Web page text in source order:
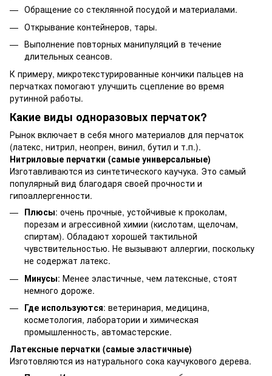
Обращение со стеклянной посудой и материалами.
Открывание контейнеров, тары.
Выполнение повторных манипуляций в течение
длительных сеансов.
К примеру, микротекстурированные кончики пальцев на
перчатках помогают улучшить сцепление во время
рутинной работы.
Какие виды одноразовых перчаток?
Рынок включает в себя много материалов для перчаток
(латекс, нитрил, неопрен, винил, бутил и т.п.).
Нитриловые перчатки (самые универсальные)
Изготавливаются из синтетического каучука. Это самый
популярный вид благодаря своей прочности и
гипоаллергенности.
Плюсы: очень прочные, устойчивые к проколам,
порезам и агрессивной химии (кислотам, щелочам,
спиртам). Обладают хорошей тактильной
чувствительностью. Не вызывают аллергии, поскольку
не содержат латекс.
Минусы: Менее эластичные, чем латексные, стоят
немного дороже.
Где используются: ветеринария, медицина,
косметология, лаборатории и химическая
промышленность, автомастерские.
Латексные перчатки (самые эластичные)
Изготовляются из натурального сока каучукового дерева.